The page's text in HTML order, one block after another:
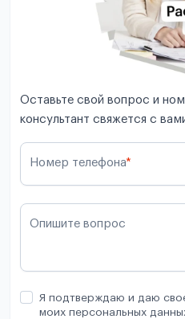
Оставьте свой вопрос и
консультант свяжется с
Номер телефона*
Опишите вопрос
Я подтверждаю и даю
моих персональных